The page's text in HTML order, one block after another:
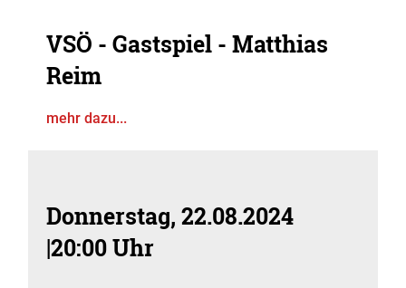
VSÖ - Gastspiel - Matthias
Reim
mehr dazu...
Donnerstag, 22.08.2024
|20:00 Uhr